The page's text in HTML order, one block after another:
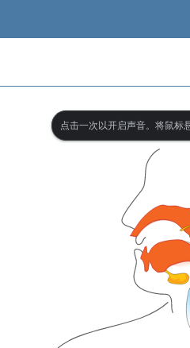
点击一次以开启声音。将鼠标